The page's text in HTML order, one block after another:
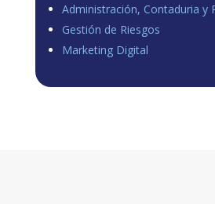
Administración, Contaduria y
Gestión de Riesgos
Marketing Digital